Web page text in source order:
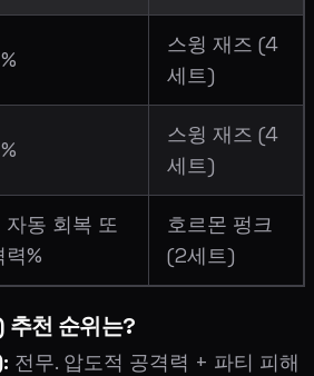
스윙 재즈 (4
세트)
스윙 재즈 (4
세트)
자동 회복 또
력%
호르몬 펑크
(2세트)
추천 순위는?
전무. 압도적 공격력 + 파티 피해